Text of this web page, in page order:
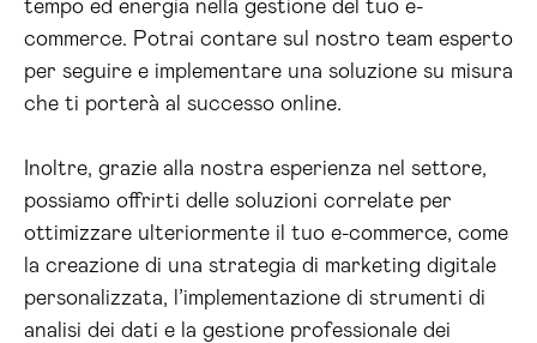
tempo ed energia nella gestione del tuo e-
commerce. Potrai contare sul nostro team esperto
per seguire e implementare una soluzione su misura
che ti porterà al successo online.
Inoltre, grazie alla nostra esperienza nel settore,
possiamo offrirti delle soluzioni correlate per
ottimizzare ulteriormente il tuo e-commerce, come
la creazione di una strategia di marketing digitale
personalizzata, l’implementazione di strumenti di
analisi dei dati e la gestione professionale dei